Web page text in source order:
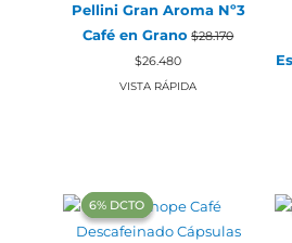
Pellini Gran Aroma Nº3
Café en Grano $28.170
El
precio
original
$26.480
precio
actual
VISTA RÁPIDA
‍6% DCTO‍‍
‍6% DCTO‍‍